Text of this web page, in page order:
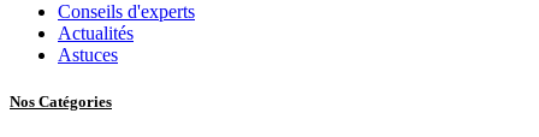
Conseils d'experts
Actualités
Astuces
Nos Catégories